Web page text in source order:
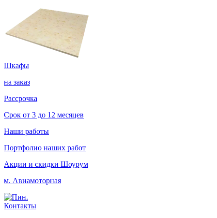
Шкафы
на заказ
Рассрочка
Срок от 3 до 12 месяцев
Наши работы
Портфолио наших работ
Акции и скидки Шоурум
м. Авиамоторная
Контакты